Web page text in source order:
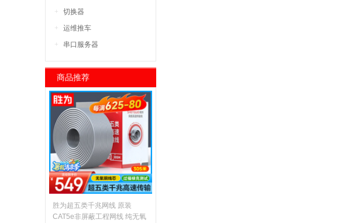
切换器
运维推车
串口服务器
商品推荐
胜为超五类千兆网线 原装
CAT5e非屏蔽工程网线 纯无氧